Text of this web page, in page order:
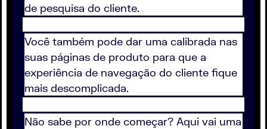
de pesquisa do cliente.
Você também pode dar uma calibrada nas
suas páginas de produto para que a
experiência de navegação do cliente fique
mais descomplicada.
Não sabe por onde começar? Aqui vai uma